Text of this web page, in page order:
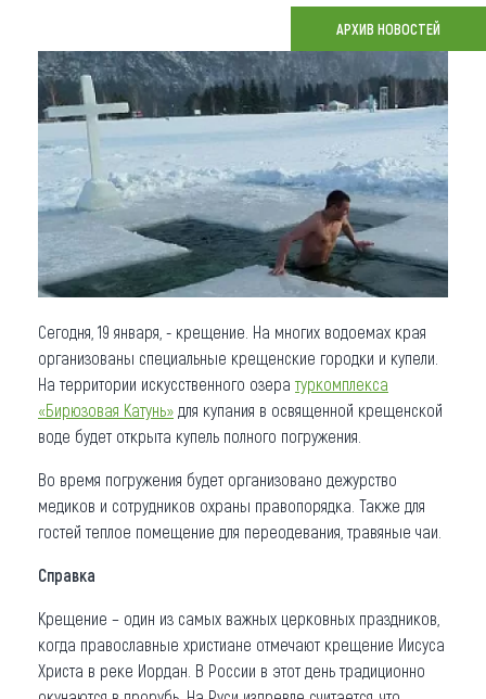
О регионе
Коллекция впечатлений
Другие рубрики
АРХИВ НОВОСТЕЙ
Сегодня, 19 января, - крещение. На многих водоемах края
организованы специальные крещенские городки и купели.
На территории искусственного озера туркомплекса
«Бирюзовая Катунь» для купания в освященной крещенской
воде будет открыта купель полного погружения.
Во время погружения будет организовано дежурство
медиков и сотрудников охраны правопорядка. Также для
гостей теплое помещение для переодевания, травяные чаи.
Справка
Крещение – один из самых важных церковных праздников,
когда православные христиане отмечают крещение Иисуса
Христа в реке Иордан. В России в этот день традиционно